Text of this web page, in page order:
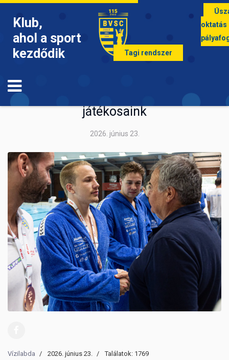
Klub,
ahol a sport
kezdődik
Tagi rendszer
oktatás
Légiósként folytatják tehetséges
játékosaink
2026. június 23.
Vízilabda 2026. június 23. Találatok: 1769